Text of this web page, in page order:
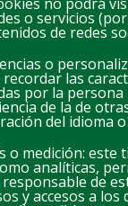
18 19 20
25 26 27
o servicios
de redes
o
las
por la
de la de
del idioma
o medición: este
analíticas,
de
y accesos a los